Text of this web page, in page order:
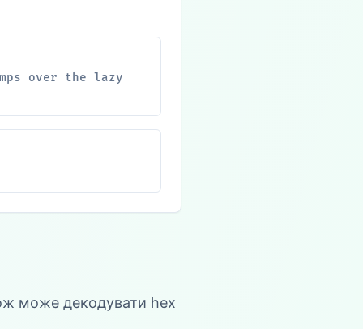
over the lazy
може декодувати hex